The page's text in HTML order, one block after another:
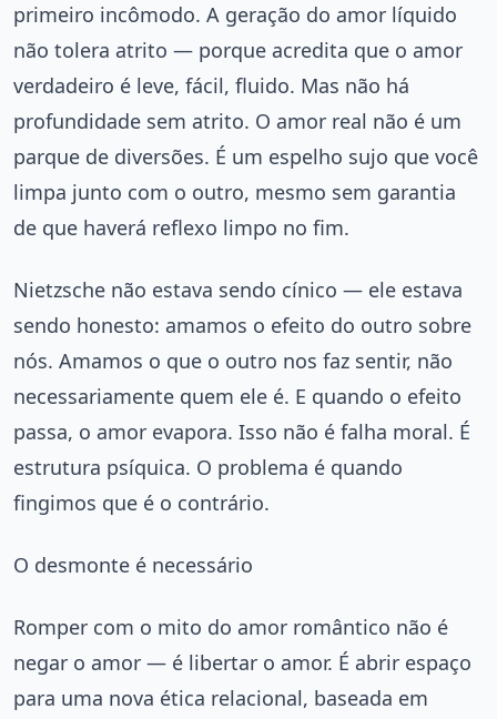
primeiro incômodo. A geração do amor líquido
não tolera atrito — porque acredita que o amor
verdadeiro é leve, fácil, fluido. Mas não há
profundidade sem atrito. O amor real não é um
parque de diversões. É um espelho sujo que você
limpa junto com o outro, mesmo sem garantia
de que haverá reflexo limpo no fim.
Nietzsche não estava sendo cínico — ele estava
sendo honesto: amamos o efeito do outro sobre
nós. Amamos o que o outro nos faz sentir, não
necessariamente quem ele é. E quando o efeito
passa, o amor evapora. Isso não é falha moral. É
estrutura psíquica. O problema é quando
fingimos que é o contrário.
O desmonte é necessário
Romper com o mito do amor romântico não é
negar o amor — é libertar o amor. É abrir espaço
para uma nova ética relacional, baseada em